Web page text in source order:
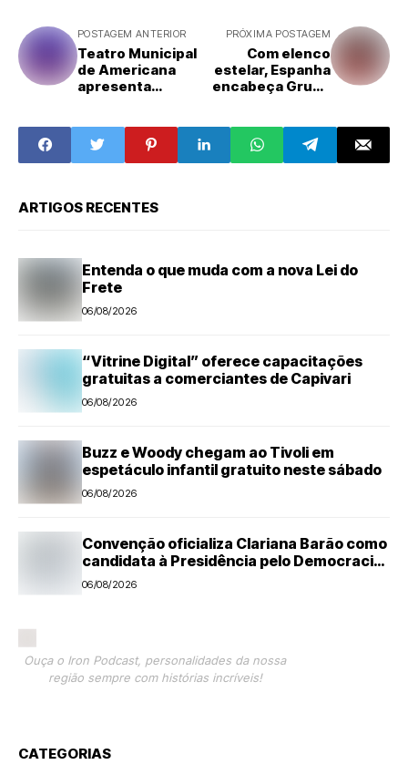
POSTAGEM ANTERIOR
Teatro Municipal
de Americana
apresenta
Porquinhos"
nesta terça-feira
PRÓXIMA POSTAGEM
Com elenco
estelar, Espanha
encabeça Grupo
ARTIGOS RECENTES
Entenda o que muda com a nova Lei do
Frete
06/08/2026
“Vitrine Digital” oferece capacitações
gratuitas a comerciantes de Capivari
06/08/2026
Buzz e Woody chegam ao Tivoli em
espetáculo infantil gratuito neste sábado
06/08/2026
Convenção oficializa Clariana Barão como
candidata à Presidência pelo Democracia
Cristã
06/08/2026
Ouça o Iron Podcast, personalidades da nossa
região sempre com histórias incríveis!
CATEGORIAS